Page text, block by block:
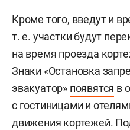
Кроме того, введут и
т. е. участки будут
на время проезда
Знаки «Остановка
эвакуатор» появятся в
с гостиницами и
движения кортежей.